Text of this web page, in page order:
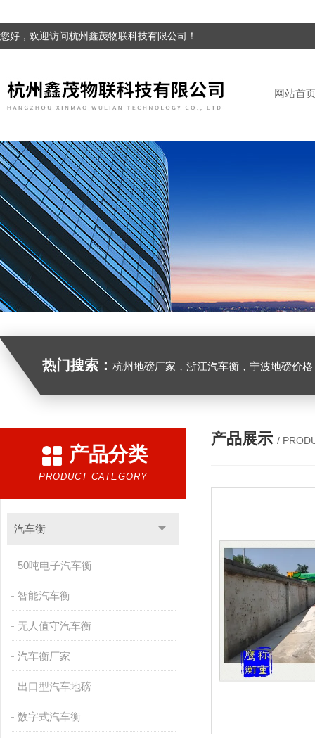
您好，欢迎访问杭州鑫茂物联科技有限公司！
网站首
热门搜索： 杭州地磅厂家，浙江汽车衡，宁波地磅价格，浙江地
产品分类
PRODUCT CATEGORY
汽车衡
50吨电子汽车衡
智能汽车衡
无人值守汽车衡
汽车衡厂家
出口型汽车地磅
数字式汽车衡
产品展示 /